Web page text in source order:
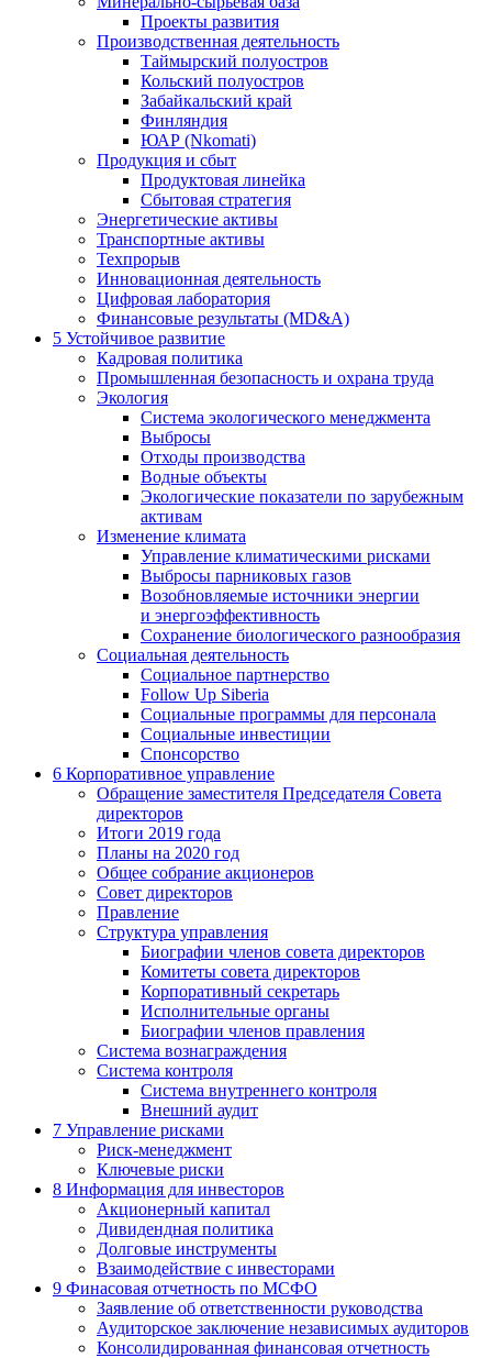
Проекты развития
Производственная деятельность
Таймырский полуостров
Кольский полуостров
Забайкальский край
Финляндия
ЮАР (Nkomati)
Продукция и сбыт
Продуктовая линейка
Сбытовая стратегия
Энергетические активы
Транспортные активы
Техпрорыв
Инновационная деятельность
Цифровая лаборатория
Финансовые результаты (MD&A)
5 Устойчивое развитие
Кадровая политика
Промышленная безопасность и охрана труда
Экология
Система экологического менеджмента
Выбросы
Отходы производства
Водные объекты
Экологические показатели по зарубежным
активам
Изменение климата
Управление климатическими рисками
Выбросы парниковых газов
Возобновляемые источники энергии
и энергоэффективность
Сохранение биологического разнообразия
Социальная деятельность
Социальное партнерство
Follow Up Siberia
Социальные программы для персонала
Социальные инвестиции
Спонсорство
6 Корпоративное управление
Обращение заместителя Председателя Совета
директоров
Итоги 2019 года
Планы на 2020 год
Общее собрание акционеров
Совет директоров
Правление
Структура управления
Биографии членов совета директоров
Комитеты совета директоров
Корпоративный секретарь
Исполнительные органы
Биографии членов правления
Система вознаграждения
Система контроля
Система внутреннего контроля
Внешний аудит
7 Управление рисками
Риск-менеджмент
Ключевые риски
8 Информация для инвесторов
Акционерный капитал
Дивидендная политика
Долговые инструменты
Взаимодействие с инвеcторами
9 Финасовая отчетность по МСФО
Заявление об ответственности руководства
Аудиторское заключение независимых аудиторов
Консолидированная финансовая отчетность